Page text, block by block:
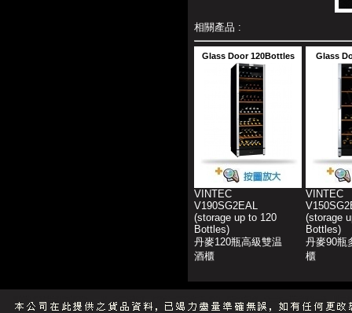
相關產品 :
Glass Door 120Bottles
VINTEC
V190SG2EAL
(storage up to 120
Bottles)
丹麥120瓶高級雙温
酒櫃
Glass
VINTEC
(storage
Bottles)
丹麥90瓶
櫃